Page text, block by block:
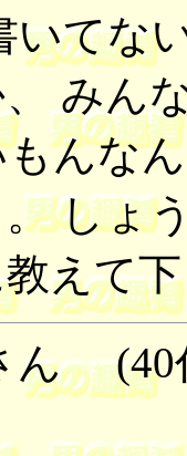
いてな
みん
んな
しょ
えて
ん